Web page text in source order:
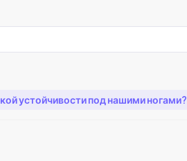
устойчивости под нашими ногами?